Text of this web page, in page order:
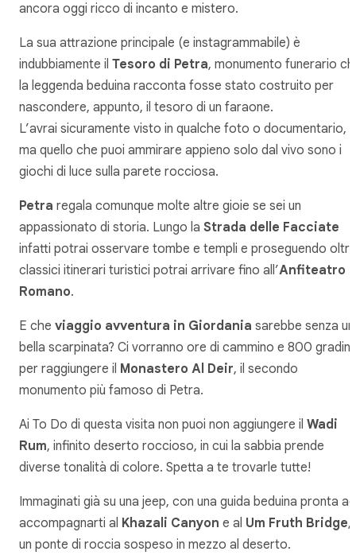
ancora oggi ricco di incanto e mistero.
La sua attrazione principale (e instagrammabile) è
indubbiamente il Tesoro di Petra, monumento funerario
la leggenda beduina racconta fosse stato costruito per
nascondere, appunto, il tesoro di un faraone.
L’avrai sicuramente visto in qualche foto o documentario,
ma quello che puoi ammirare appieno solo dal vivo sono i
giochi di luce sulla parete rocciosa.
Petra regala comunque molte altre gioie se sei un
appassionato di storia. Lungo la Strada delle Facciate
infatti potrai osservare tombe e templi e proseguendo
classici itinerari turistici potrai arrivare fino all’Anfiteatro
Romano.
E che viaggio avventura in Giordania sarebbe senza
bella scarpinata? Ci vorranno ore di cammino e 800 gradini
per raggiungere il Monastero Al Deir, il secondo
monumento più famoso di Petra.
Ai To Do di questa visita non puoi non aggiungere il Wadi
Rum, infinito deserto roccioso, in cui la sabbia prende
diverse tonalità di colore. Spetta a te trovarle tutte!
Immaginati già su una jeep, con una guida beduina pronta ad
accompagnarti al Khazali Canyon e al Um Fruth Bridge,
un ponte di roccia sospeso in mezzo al deserto.